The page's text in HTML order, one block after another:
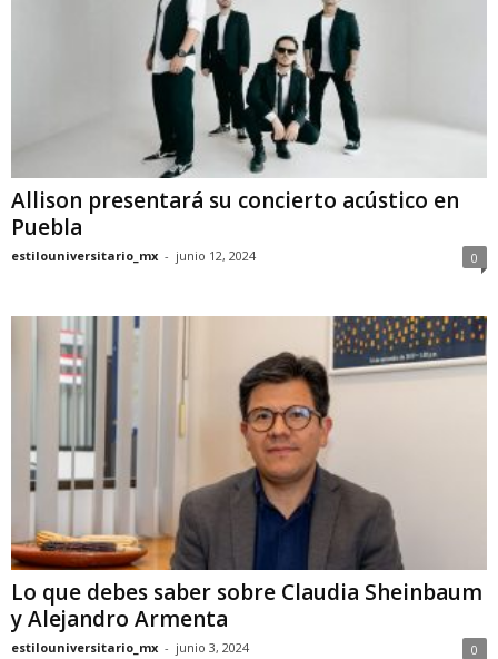
Allison presentará su concierto acústico en
Puebla
estilouniversitario_mx - junio 12, 2024 0
Lo que debes saber sobre Claudia Sheinbaum
y Alejandro Armenta
estilouniversitario_mx - junio 3, 2024 0